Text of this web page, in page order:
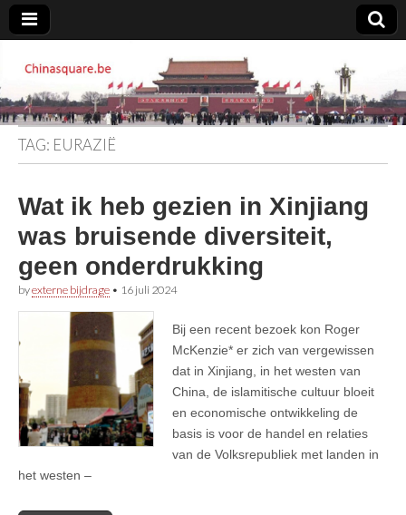
Chinasquare.be
TAG: EURAZIË
Wat ik heb gezien in Xinjiang
was bruisende diversiteit,
geen onderdrukking
byexterne bijdrage • 16 juli 2024
Bij een recent bezoek kon Roger
McKenzie* er zich van vergewissen
dat in Xinjiang, in het westen van
China, de islamitische cultuur bloeit
en economische ontwikkeling de
basis is voor de handel en relaties
van de Volksrepubliek met landen in
het westen –